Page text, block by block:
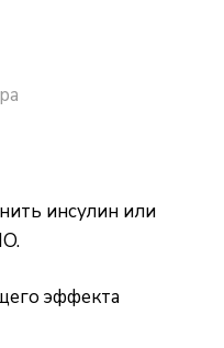
инсулин или
эффекта